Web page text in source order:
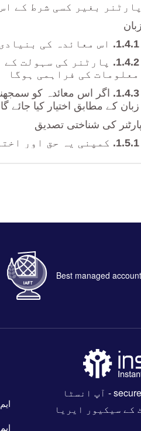
Best managed
- آپ انسٹا
کے سیکیور ایریا
ایم ٹی 4
ایم ٹی 5